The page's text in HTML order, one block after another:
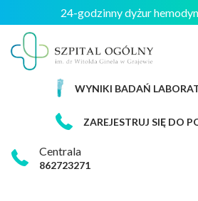
24-godzinny dyżur
WYNIKI BADAŃ
ZAREJESTRUJ SIĘ DO
Centrala
862723271